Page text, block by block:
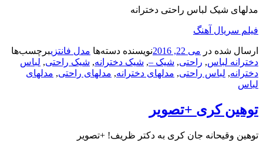
مدلهای شیک لباس راحتی دخترانه
فیلم سریال آهنگ
ارسال شده در می 22, 2016 نویسنده دسته‌ها مدل فانتزیبرچسب‌ها
دخترانه لباس, راحتی, شیک –, شیک دخترانه, شیک راحتی, لباس
دخترانه, لباس راحتی, مدلهای دخترانه, مدلهای راحتی, مدلهای
لباس
توهین کری +تصویر
توهین وقیحانه جان کری به دکتر ظریف! +تصویر